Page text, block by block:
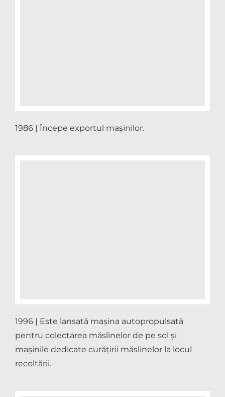
1986 | Începe exportul mașinilor.
1996 | Este lansată mașina autopropulsată
pentru colectarea măslinelor de pe sol și
mașinile dedicate curățirii măslinelor la locul
recoltării.